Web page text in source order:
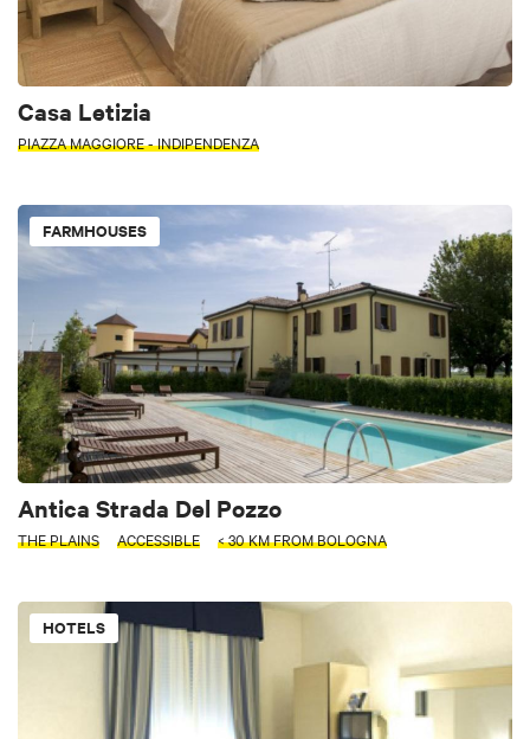
Casa Letizia
PIAZZA MAGGIORE - INDIPENDENZA
FARMHOUSES
Antica Strada Del Pozzo
THE PLAINS ACCESSIBLE < 30 KM FROM BOLOGNA
HOTELS